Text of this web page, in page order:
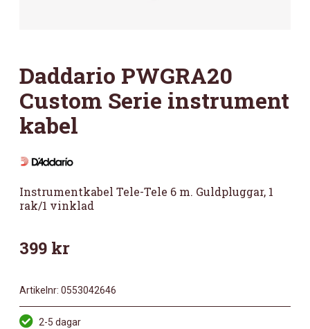
Daddario PWGRA20
Custom Serie instrument
kabel
Instrumentkabel Tele-Tele 6 m. Guldpluggar, 1
rak/1 vinklad
399 kr
Artikelnr: 0553042646
2-5 dagar